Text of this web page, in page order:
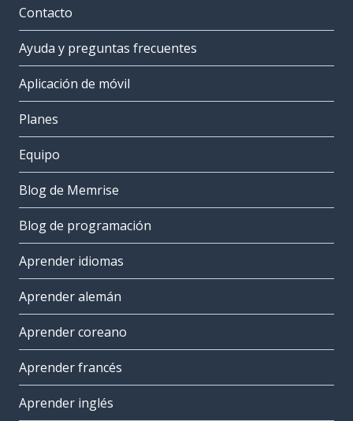
Contacto
Ayuda y preguntas frecuentes
Aplicación de móvil
Planes
Equipo
Blog de Memrise
Blog de programación
Aprender idiomas
Aprender alemán
Aprender coreano
Aprender francés
Aprender inglés